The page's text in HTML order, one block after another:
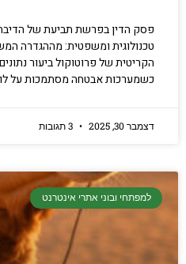
פסק הדין בפרשת תביעת של
טכנולוגית ומשפטית: מההגדרה
הקריטית של פרוטוקול ביעור
כשמערכות אבטחה מסתמכות על
דצמבר 30, 2025
למפתחי ובוני אתרי אינטרנט